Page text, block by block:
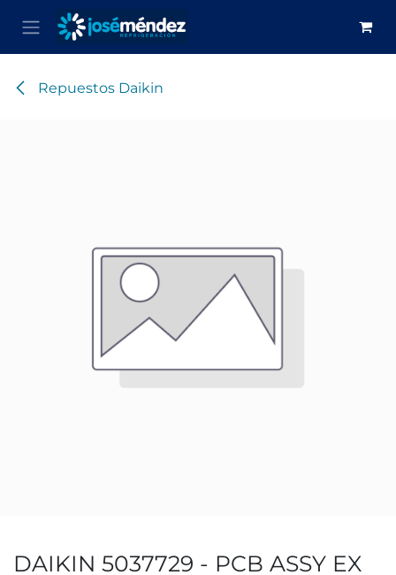
Ir al contenido
Repuestos Daikin
DAIKIN 5037729 - PCB ASSY EX